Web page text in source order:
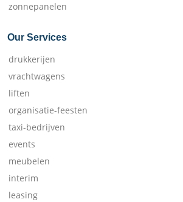
zonnepanelen
Our Services
drukkerijen
vrachtwagens
liften
organisatie-feesten
taxi-bedrijven
events
meubelen
interim
leasing